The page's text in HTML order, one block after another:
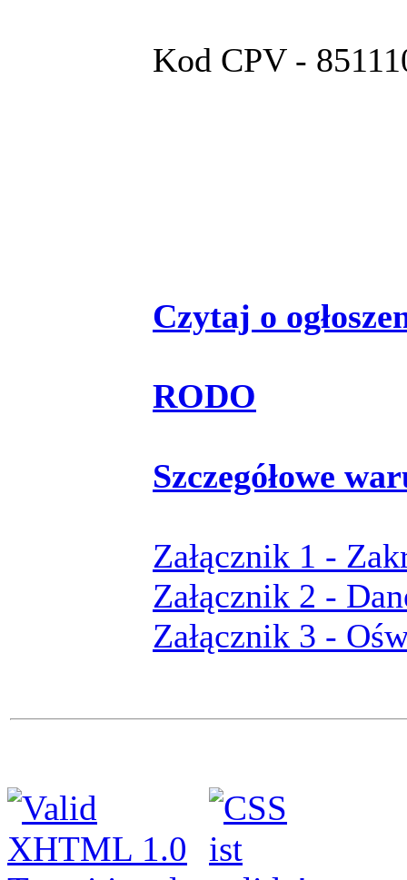
Kod CPV -
Czytaj o
RODO
Szczegółowe
Załącznik 1 -
Załącznik 2 -
Załącznik 3 -